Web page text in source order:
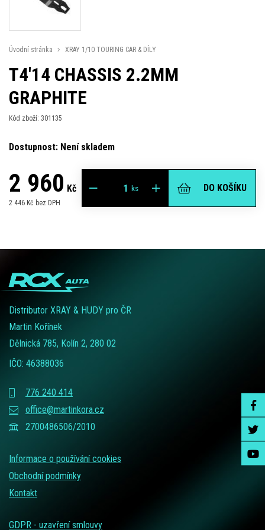
Úvodní stránka XRAY 1/10 TOURING CAR & DÍLY
T4'14 CHASSIS 2.2MM
GRAPHITE
Kód zboží: 301135
Dostupnost: Není skladem
2 960 Kč
2 446 Kč bez DPH
ks DO KOŠÍKU
Distributor XRAY & HUDY pro ČR
Martin Kořínek
Dělnická 785, Kolín 2, 280 02
IČO: 46388036
776 240 414
office@martinkora.cz
2700486506/2010
Informace o používání cookies
Obchodní podmínky
Kontakt
GDPR - uzavření smlouvy